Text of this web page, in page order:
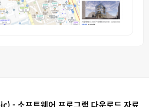
- 소프트웨어 프로그램 다운로드 자료